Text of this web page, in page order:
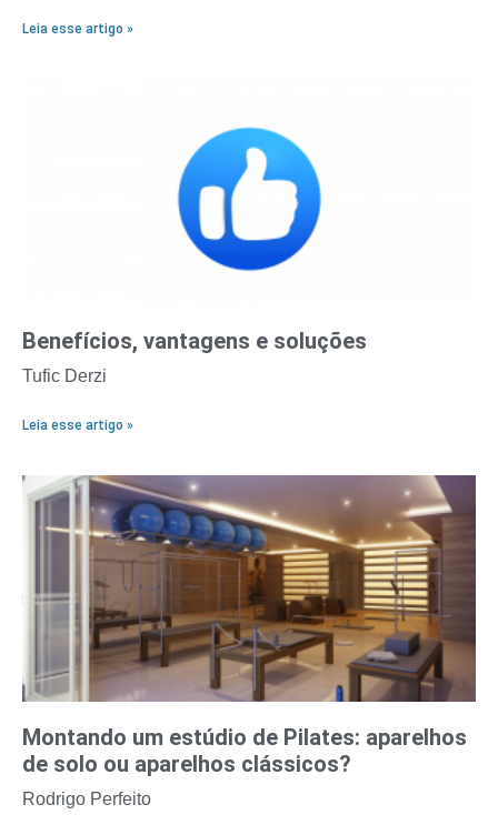
Leia esse artigo »
Benefícios, vantagens e soluções
Tufic Derzi
Leia esse artigo »
Montando um estúdio de Pilates: aparelhos
de solo ou aparelhos clássicos?
Rodrigo Perfeito